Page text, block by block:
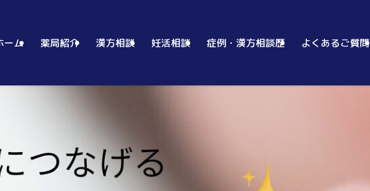
ーム 薬局紹介 漢方相談 妊活相談 症例・漢方相談歴 よくあるご質問